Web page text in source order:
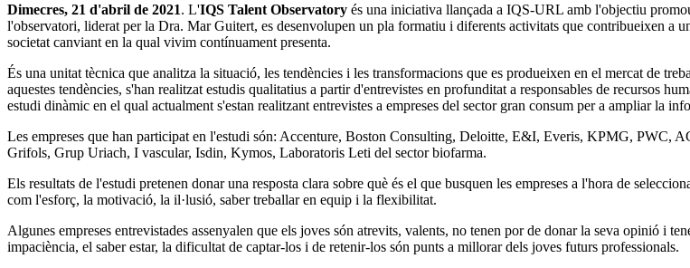
Dimecres, 21 d'abril de 2021. L'IQS Talent Observatory és una iniciativa llançada a IQS-URL amb l'objectiu
l'observatori, liderat per la Dra. Mar Guitert, es desenvolupen un pla formatiu i diferents activitats que contribueixen a
societat canviant en la qual vivim contínuament presenta.
És una unitat tècnica que analitza la situació, les tendències i les transformacions que es produeixen en el mercat de
aquestes tendències, s'han realitzat estudis qualitatius a partir d'entrevistes en profunditat a responsables de recursos
estudi dinàmic en el qual actualment s'estan realitzant entrevistes a empreses del sector gran consum per a ampliar la
Les empreses que han participat en l'estudi són: Accenture, Boston Consulting, Deloitte, E&I, Everis, KPMG, PWC,
Grifols, Grup Uriach, I vascular, Isdin, Kymos, Laboratoris Leti del sector biofarma.
Els resultats de l'estudi pretenen donar una resposta clara sobre què és el que busquen les empreses a l'hora de
com l'esforç, la motivació, la il·lusió, saber treballar en equip i la flexibilitat.
Algunes empreses entrevistades assenyalen que els joves són atrevits, valents, no tenen por de donar la seva opinió i
impaciència, el saber estar, la dificultat de captar-los i de retenir-los són punts a millorar dels joves futurs professionals.